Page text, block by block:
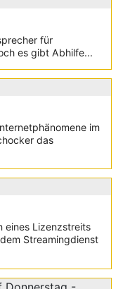
für
es gibt Abhilfe...
im
das
eines Lizenzstreits
Streamingdienst